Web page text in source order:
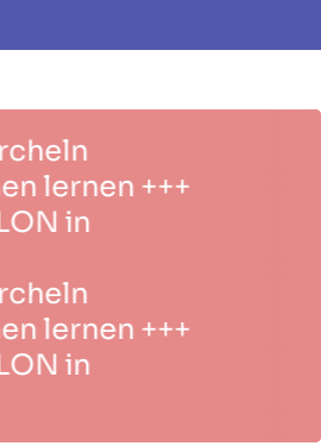
lernen +++
in
lernen +++
in